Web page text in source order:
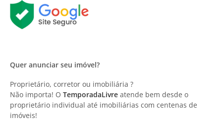
Quer anunciar seu imóvel?
Proprietário, corretor ou imobiliária ?
Não importa! O TemporadaLivre atende bem desde o
proprietário individual até imobiliárias com centenas de
imóveis!